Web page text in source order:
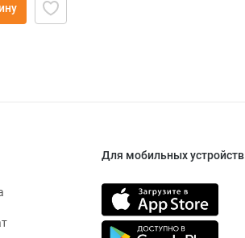
Для мобильных устройств